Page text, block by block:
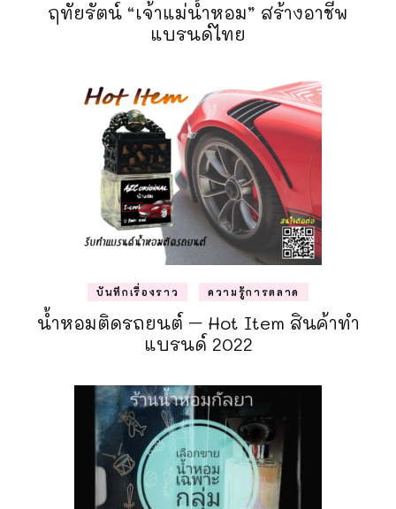
ฤทัยรัตน์ “เจ้าแม่น้ำหอม” สร้างอาชีพ
แบรนด์ไทย
บันทึกเรื่องราว ความรู้การตลาด
น้ำหอมติดรถยนต์ – Hot Item สินค้าทำ
แบรนด์ 2022